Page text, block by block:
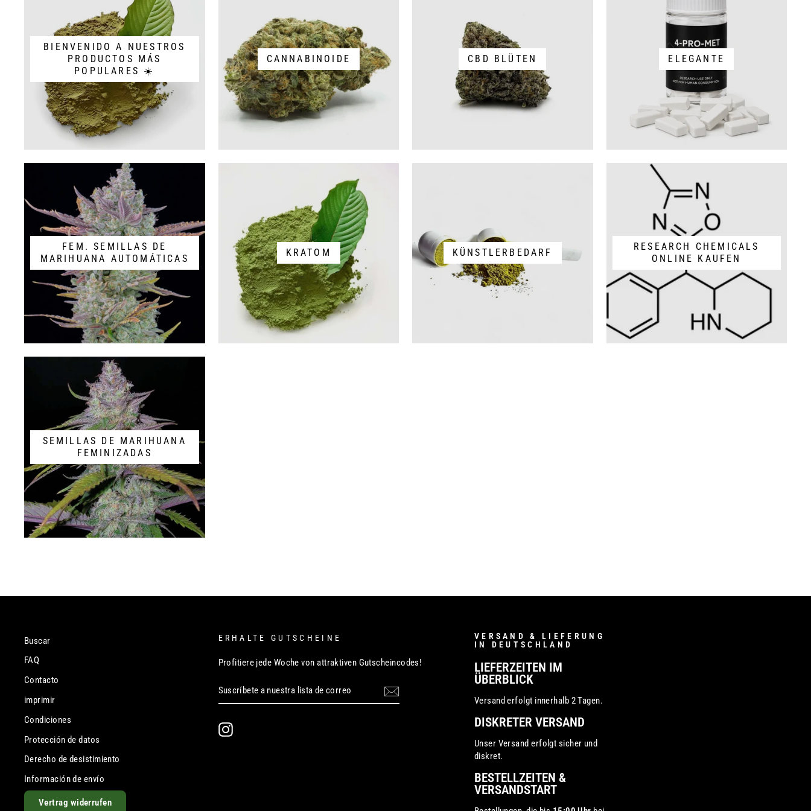
BIENVENIDO A NUESTROS
PRODUCTOS MÁS
POPULARES ☀️
CANNABINOIDE CBD BLÜTEN ELEGANTE
FEM. SEMILLAS DE
MARIHUANA AUTOMÁTICAS
KRATOM KÜNSTLERBEDARF
RESEARCH CHEMICALS
ONLINE KAUFEN
SEMILLAS DE MARIHUANA
FEMINIZADAS
Buscar
FAQ
Contacto
imprimir
Condiciones
Protección de datos
Derecho de desistimiento
Información de envío
Vertrag widerrufen
ERHALTE GUTSCHEINE
Profitiere jede Woche von attraktiven Gutscheincodes!
A
NUESTRA
DE
CORREO
Instagram
VERSAND & LIEFERUNG
IN DEUTSCHLAND
LIEFERZEITEN IM
ÜBERBLICK
Versand erfolgt innerhalb 2 Tagen.
DISKRETER VERSAND
Unser Versand erfolgt sicher und
diskret.
BESTELLZEITEN &
VERSANDSTART